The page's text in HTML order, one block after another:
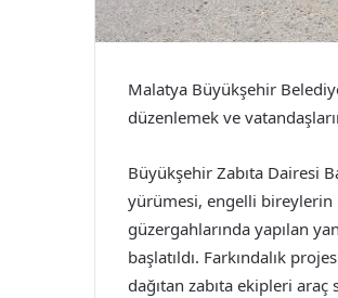
Malatya Büyükşehir
düzenlemek ve
Büyükşehir Zabıta Dairesi
yürümesi, engelli bireylerin
güzergahlarında yapılan
başlatıldı. Farkındalık
dağıtan zabıta ekipleri